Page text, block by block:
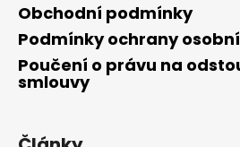
HLEDAT
Obchodní podmínky
Podmínky ochrany
Poučení o právu na
smlouvy